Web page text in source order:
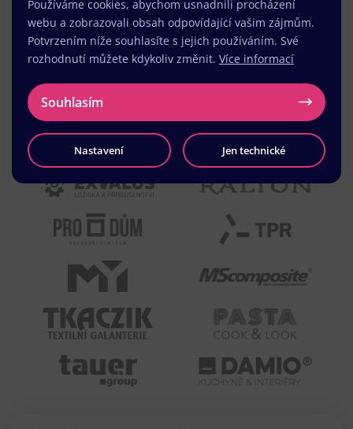
Používáme cookies, abychom usnadnili procházení
webu a zobrazovali obsah odpovídající vašim zájmům.
Potvrzením níže souhlasíte s jejich používáním. Své
rozhodnutí můžete kdykoliv změnit. Více informací
Souhlasím
Nastavení Jen technické